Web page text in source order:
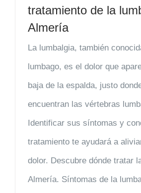
tratamiento de la
Almería
La lumbalgia, también
lumbago, es el dolor que
baja de la espalda, justo
encuentran las vértebras
Identificar sus síntomas y
tratamiento te ayudará a
dolor. Descubre dónde tratar
Almería. Síntomas de la